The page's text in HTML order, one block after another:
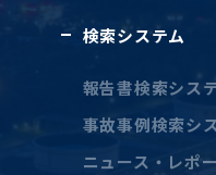
検索システム
報告書検索シス
事故事例検索シ
ニュース・レポ